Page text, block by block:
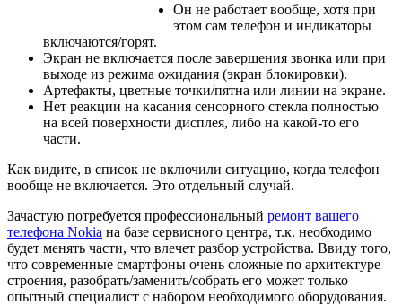
Он не работает вообще, хотя при
этом сам телефон и индикаторы
включаются/горят.
Экран не включается после завершения звонка или при
выходе из режима ожидания (экран блокировки).
Артефакты, цветные точки/пятна или линии на экране.
Нет реакции на касания сенсорного стекла полностью
на всей поверхности дисплея, либо на какой-то его
части.
Как видите, в список не включили ситуацию, когда телефон
вообще не включается. Это отдельный случай.
Зачастую потребуется профессиональный ремонт вашего
телефона Nokia на базе сервисного центра, т.к. необходимо
будет менять части, что влечет разбор устройства. Ввиду того,
что современные смартфоны очень сложные по архитектуре
строения, разобрать/заменить/собрать его может только
опытный специалист с набором необходимого оборудования.